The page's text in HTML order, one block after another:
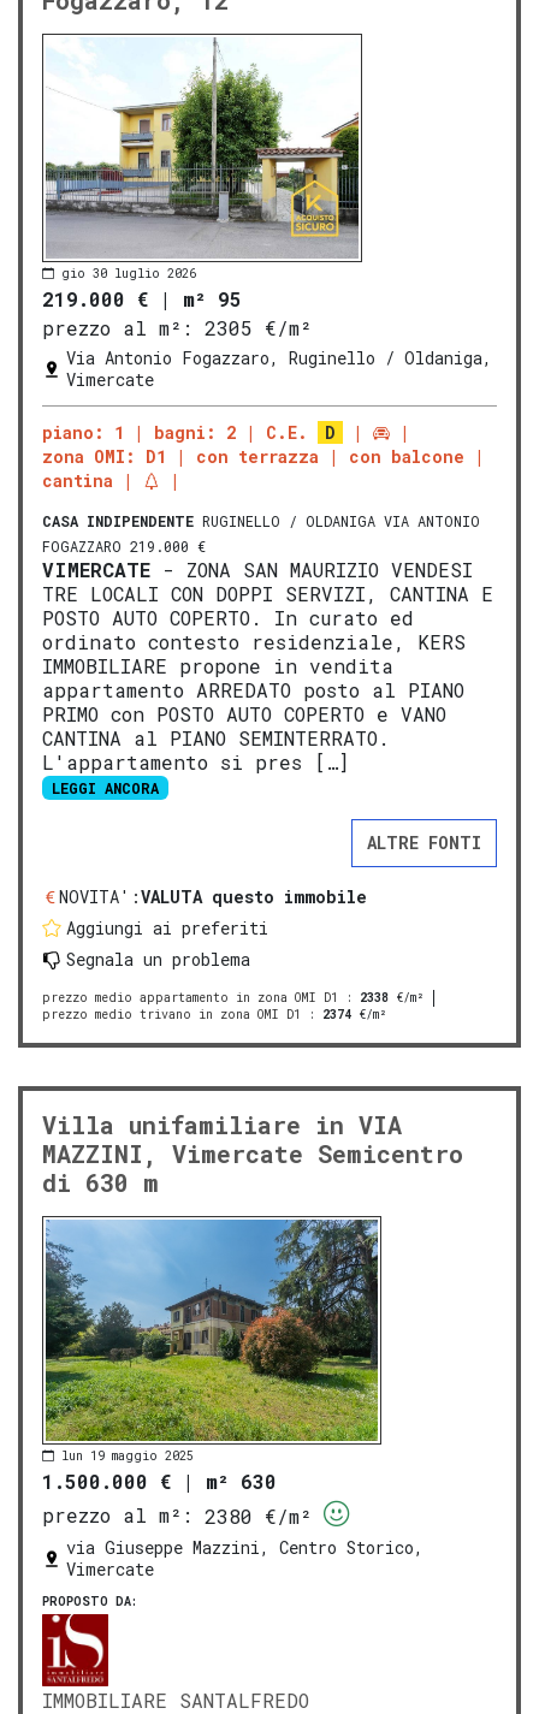
gio 30 luglio 2026
219.000 € | m² 95
prezzo al m²:
2305 €/m²
Via Antonio Fogazzaro, Ruginello / Oldaniga,
Vimercate
piano: 1 bagni: 2 C.E.
D
zona OMI: D1
con terrazza
con balcone
cantina
CASA INDIPENDENTE RUGINELLO / OLDANIGA VIA ANTONIO
FOGAZZARO 219.000 €
VIMERCATE - ZONA SAN MAURIZIO VENDESI
TRE LOCALI CON DOPPI SERVIZI, CANTINA E
POSTO AUTO COPERTO. In curato ed
ordinato contesto residenziale, KERS
IMMOBILIARE propone in vendita
appartamento ARREDATO posto al PIANO
PRIMO con POSTO AUTO COPERTO e VANO
CANTINA al PIANO SEMINTERRATO.
L'appartamento si pres […]
LEGGI ANCORA
ALTRE FONTI
NOVITA':VALUTA questo immobile
Aggiungi ai preferiti
Segnala un problema
prezzo medio appartamento in zona OMI D1 : 2338 €/m²
prezzo medio trivano in zona OMI D1
: 2374 €/m²
Villa unifamiliare in VIA
MAZZINI, Vimercate Semicentro
di 630 m
lun 19 maggio 2025
1.500.000 € | m² 630
prezzo al m²:
2380 €/m²
via Giuseppe Mazzini, Centro Storico,
Vimercate
PROPOSTO DA:
IMMOBILIARE SANTALFREDO